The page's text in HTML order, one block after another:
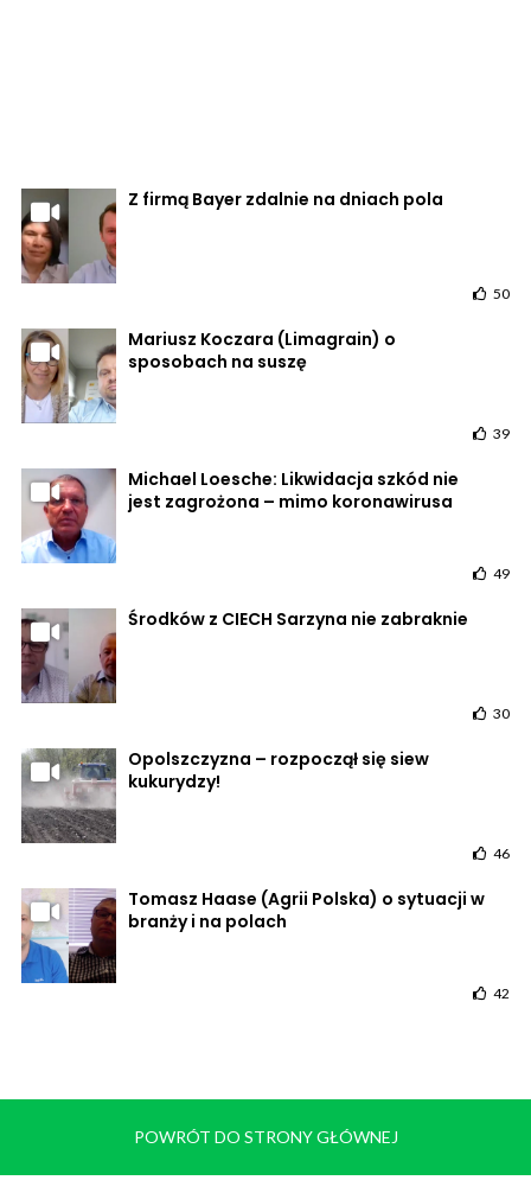
Z firmą Bayer zdalnie na dniach pola
50
Mariusz Koczara (Limagrain) o
sposobach na suszę
39
Michael Loesche: Likwidacja szkód nie
jest zagrożona – mimo koronawirusa
49
Środków z CIECH Sarzyna nie zabraknie
30
Opolszczyzna – rozpoczął się siew
kukurydzy!
46
Tomasz Haase (Agrii Polska) o sytuacji w
branży i na polach
42
POWRÓT DO STRONY GŁÓWNEJ